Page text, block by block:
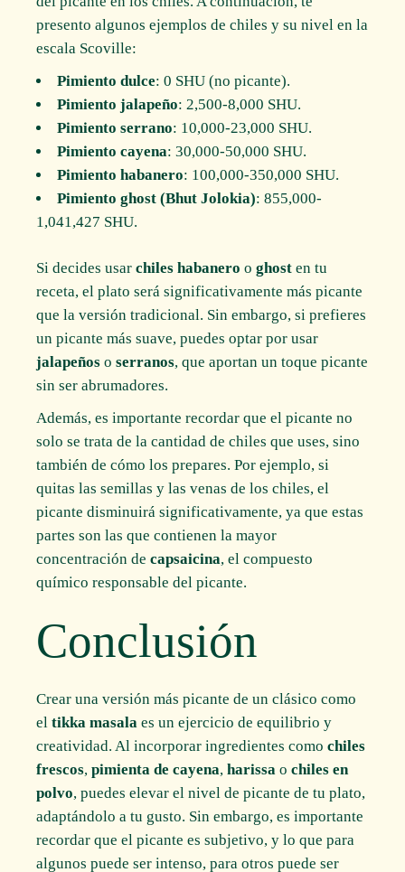
presento algunos ejemplos de chiles y su nivel en la
escala Scoville:
Pimiento dulce: 0 SHU (no picante).
Pimiento jalapeño: 2,500-8,000 SHU.
Pimiento serrano: 10,000-23,000 SHU.
Pimiento cayena: 30,000-50,000 SHU.
Pimiento habanero: 100,000-350,000 SHU.
Pimiento ghost (Bhut Jolokia): 855,000-
1,041,427 SHU.
Si decides usarchiles habanero oghost en tu
receta, el plato será significativamente más picante
que la versión tradicional. Sin embargo, si prefieres
un picante más suave, puedes optar por usar
jalapeños oserranos, que aportan un toque picante
sin ser abrumadores.
Además, es importante recordar que el picante no
solo se trata de la cantidad de chiles que uses, sino
también de cómo los prepares. Por ejemplo, si
quitas las semillas y las venas de los chiles, el
picante disminuirá significativamente, ya que estas
partes son las que contienen la mayor
concentración decapsaicina, el compuesto
químico responsable del picante.
Conclusión
Crear una versión más picante de un clásico como
eltikka masala es un ejercicio de equilibrio y
creatividad. Al incorporar ingredientes comochiles
frescos,pimienta de cayena,harissa ochiles en
polvo, puedes elevar el nivel de picante de tu plato,
adaptándolo a tu gusto. Sin embargo, es importante
recordar que el picante es subjetivo, y lo que para
algunos puede ser intenso, para otros puede ser